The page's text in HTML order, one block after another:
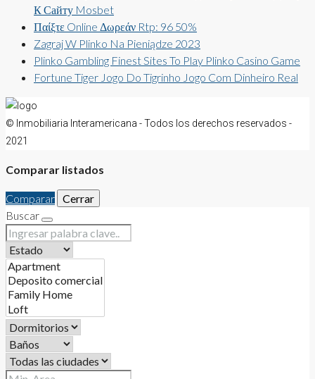
К Сайту Mosbet
Παίξτε Online Δωρεάν Rtp: 96 50%
Zagraj W Plinko Na Pieniądze 2023
Plinko Gambling Finest Sites To Play Plinko Casino Game
Fortune Tiger Jogo Do Tigrinho Jogo Com Dinheiro Real
© Inmobiliaria Interamericana - Todos los derechos reservados -
2021
Comparar listados
Comparar Cerrar
Buscar